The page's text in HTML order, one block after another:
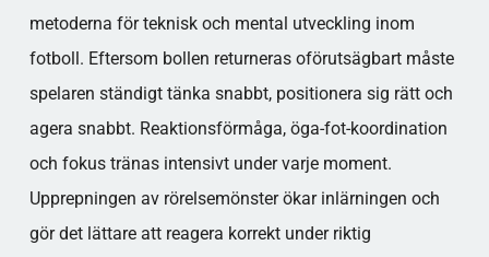
metoderna för teknisk och mental utveckling inom
fotboll. Eftersom bollen returneras oförutsägbart måste
spelaren ständigt tänka snabbt, positionera sig rätt och
agera snabbt. Reaktionsförmåga, öga-fot-koordination
och fokus tränas intensivt under varje moment.
Upprepningen av rörelsemönster ökar inlärningen och
gör det lättare att reagera korrekt under riktig